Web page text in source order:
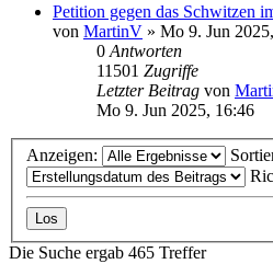
Petition gegen das Schwitzen
von MartinV » Mo 9. Jun
0 Antworten
11501 Zugriffe
Letzter Beitrag von
Mo 9. Jun 2025, 16:46
Anzeigen:
Die Suche ergab 465 Treffer